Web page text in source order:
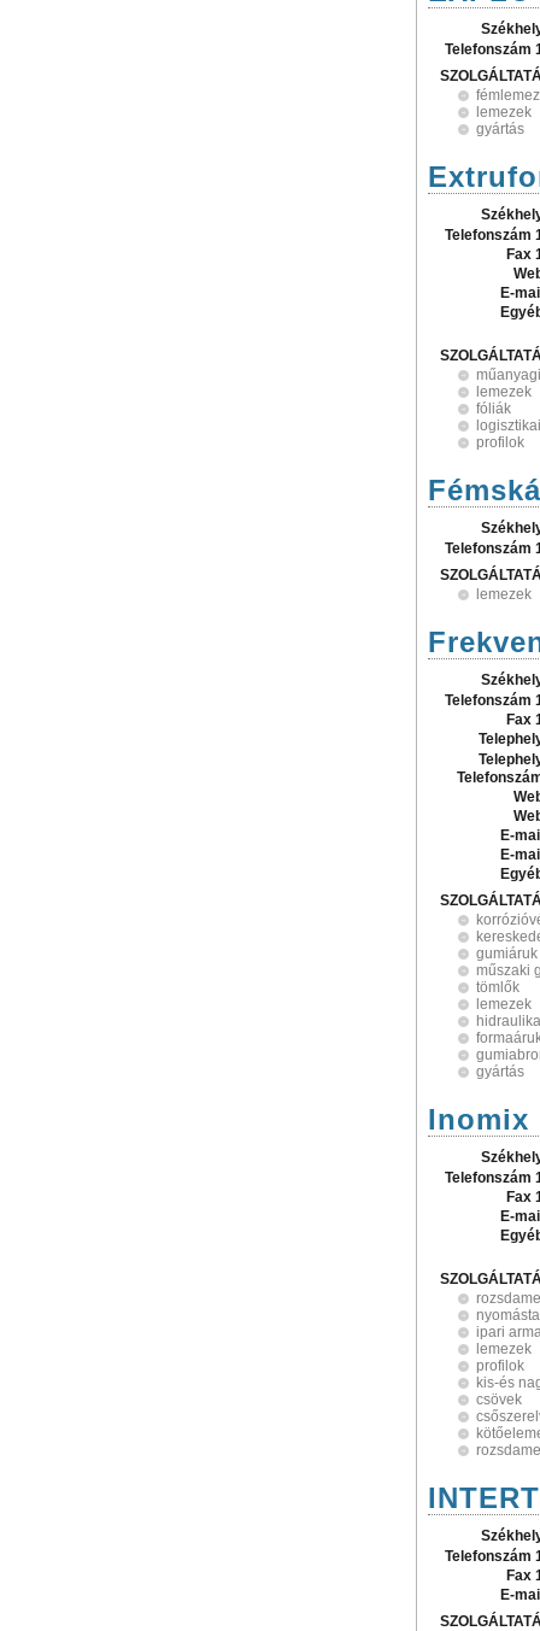
Telefonszám
lemezek
gyártás
Telefonszám
Fax
E-
lemezek
fóliák
profilok
Telefonszám
lemezek
Telefonszám
Fax
E-
E-
gumiáruk
műszaki
tömlők
lemezek
gyártás
Inomix
Telefonszám
Fax
E-
ipari
lemezek
profilok
kis-és
csövek
Telefonszám
Fax
E-